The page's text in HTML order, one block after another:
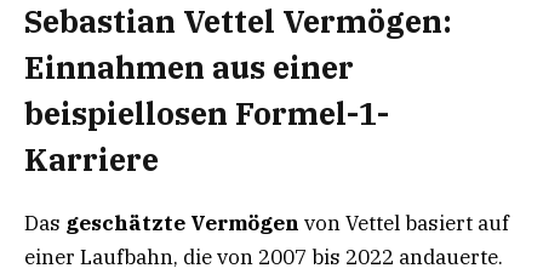
Sebastian Vettel Vermögen:
Einnahmen aus einer
beispiellosen Formel-1-
Karriere
Das geschätzte Vermögen von Vettel basiert auf
einer Laufbahn, die von 2007 bis 2022 andauerte.